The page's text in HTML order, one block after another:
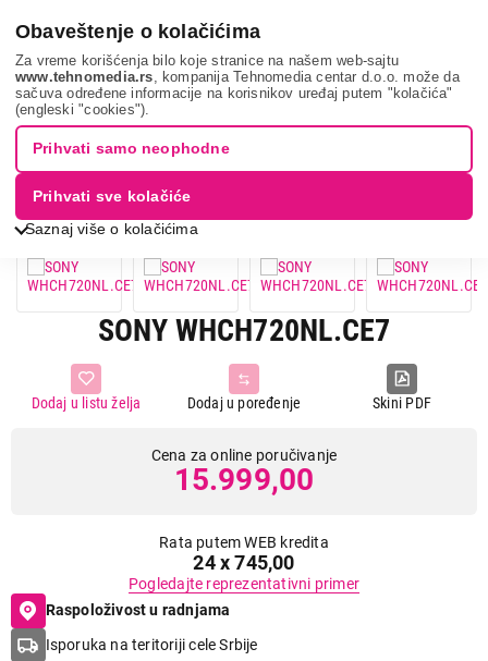
Obaveštenje o kolačićima
Za vreme korišćenja bilo koje stranice na našem web-sajtu
www.tehnomedia.rs , kompanija Tehnomedia centar d.o.o. može da
sačuva određene informacije na korisnikov uređaj putem "kolačića"
(engleski "cookies").
Saznaj više o kolačićima
Prihvati samo neophodne
Prihvati sve kolačiće
Tv, audio, video i foto Slušalice Overhead slušalice
Sony
whch720nl....
SONY WHCH720NL.CE7
Skini PDF
Dodaj u poređenje
Dodaj u listu želja
Cena za online poručivanje
15.999,00
Rata putem WEB kredita
24 x 745,00
Pogledajte reprezentativni primer
Raspoloživost u radnjama
Isporuka na teritoriji cele Srbije